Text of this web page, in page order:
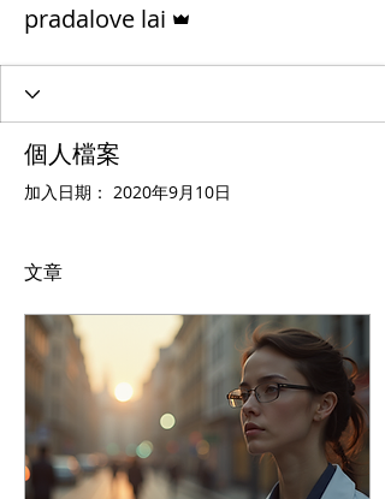
pradalove lai
個人檔案
加入日期： 2020年9月10日
文章